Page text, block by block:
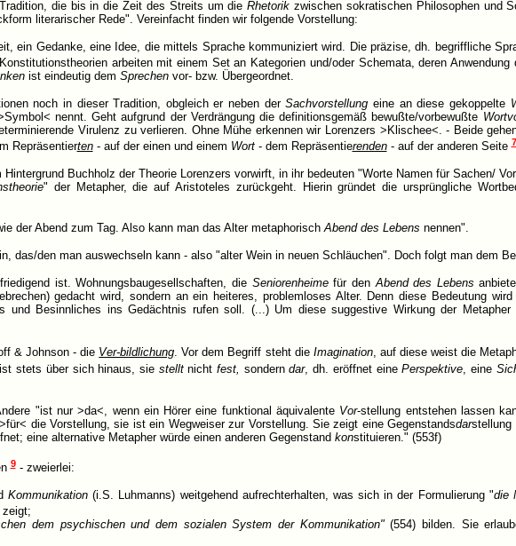
die bis in die Zeit des Streits um dieRhetorik zwischen sokratischen Philosophen und
literarischer Rede". Vereinfacht finden wir folgende Vorstellung:
ein Gedanke, eine Idee, die mittels Sprache kommuniziert wird. Die präzise, dh. begriffliche
arbeiten mit einem Set an Kategorien und/oder Schemata, deren
ist eindeutig dem Sprechenvor- bzw. Übergeordnet.
noch in dieser Tradition, obgleich er neben derSachvorstellung eine an diese gekoppelte
nennt. Geht aufgrund der Verdrängung die definitionsgemäß bewußte/vorbewußte
Virulenz zu verlieren. Ohne Mühe erkennen wir Lorenzers >Klischee<. - Beide
Repräsentierten- auf der einen und einem Wort- dem Repräsentierenden- auf der anderen Seite7
Buchholz der Theorie Lorenzers vorwirft, in ihr bedeuten "Worte Namen für Sachen/
" der Metapher, die auf Aristoteles zurückgeht. Hierin gründet die ursprüngliche
der Abend zum Tag. Also kann man das Alter metaphorischAbend des Lebens nennen".
das/den man auswechseln kann - also "alter Wein in neuen Schläuchen". Doch folgt man dem
ist. Wohnungsbaugesellschaften, die Seniorenheimefür denAbend des Lebens
gedacht wird, sondern an ein heiteres, problemloses Alter. Denn diese Bedeutung
und Besinnliches ins Gedächtnis rufen soll. (...) Um diese suggestive Wirkung der
& Johnson - die Ver-bildlichung. Vor dem Begriff steht die Imagination, auf diese weist die
stets über sich hinaus, sie stelltnichtfest, sonderndar, dh. eröffnet einePerspektive, eine
"ist nur >da<, wenn ein Hörer eine funktional äquivalente Vor-stellung entstehen lassen
die Vorstellung, sie ist ein Wegweiser zur Vorstellung. Sie zeigt eine Gegenstandsdarstellung
eine alternative Metapher würde einen anderen Gegenstand konstituieren." (553f)
9- zweierlei:
Kommunikation (i.S. Luhmanns) weitgehend aufrechterhalten, was sich in der Formulierung "die
dem psychischen und dem sozialen System der Kommunikation"(554) bilden. Sie